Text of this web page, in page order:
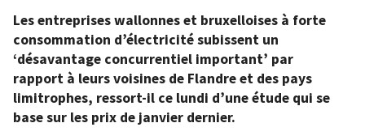
Les entreprises wallonnes et bruxelloises à forte
consommation d’électricité subissent un
‘désavantage concurrentiel important’ par
rapport à leurs voisines de Flandre et des pays
limitrophes, ressort-il ce lundi d’une étude qui se
base sur les prix de janvier dernier.